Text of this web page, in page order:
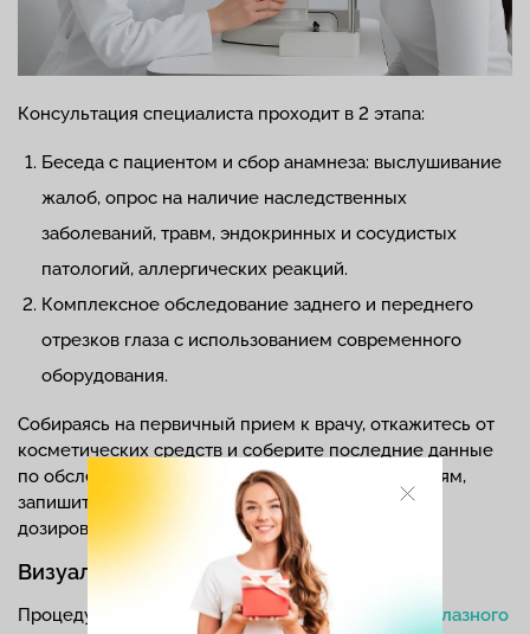
Консультация специалиста проходит в 2 этапа:
Беседа с пациентом и сбор анамнеза: выслушивание
жалоб, опрос на наличие наследственных
заболеваний, травм, эндокринных и сосудистых
патологий, аллергических реакций.
Комплексное обследование заднего и переднего
отрезков глаза с использованием современного
оборудования.
Собираясь на первичный прием к врачу, откажитесь от
косметических средств и соберите последние данные
по обследованию глаз, хроническим заболеваниям,
запишите, какие вы принимаете препараты и их
дозировку.
Визуальный осмотр и тесты
Процедура включаетоценку общего состояния глазного